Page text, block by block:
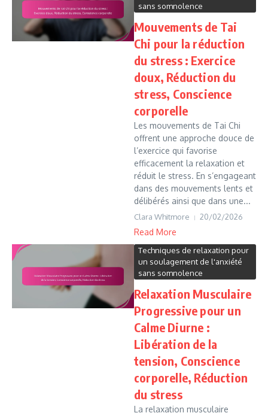
sans somnolence
Mouvements de Tai
Chi pour la réduction
du stress : Exercice
doux, Réduction du
stress, Conscience
corporelle
Les mouvements de Tai Chi
offrent une approche douce de
l’exercice qui favorise
efficacement la relaxation et
réduit le stress. En s’engageant
dans des mouvements lents et
délibérés ainsi que dans une...
Clara Whitmore 20/02/2026
Read More
Techniques de relaxation pour
un soulagement de l'anxiété
sans somnolence
Relaxation Musculaire
Progressive pour un
Calme Diurne :
Libération de la
tension, Conscience
corporelle, Réduction
du stress
La relaxation musculaire